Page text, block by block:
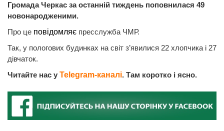
Громада Черкас за останній тиждень поповнилася 49
новонародженими.
Про це повідомляє пресслужба ЧМР.
Так, у пологових будинках на світ з’явилися 22 хлопчика і 27
дівчаток.
Читайте нас у Telegram-каналі. Там коротко і ясно.